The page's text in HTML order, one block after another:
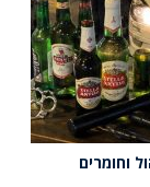
וחומרים